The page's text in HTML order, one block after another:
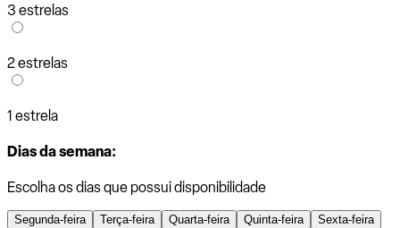
3 estrelas
2 estrelas
1 estrela
Dias da semana:
Escolha os dias que possui disponibilidade
Segunda-feira Terça-feira Quarta-feira Quinta-feira
Sexta-feira